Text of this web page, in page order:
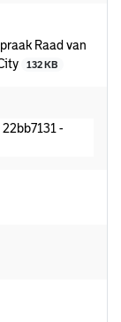
Raad van
132 KB
-